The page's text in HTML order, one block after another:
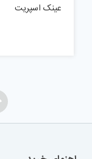
عینک اسپریت